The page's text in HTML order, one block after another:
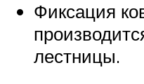
Фиксация
лестницы.